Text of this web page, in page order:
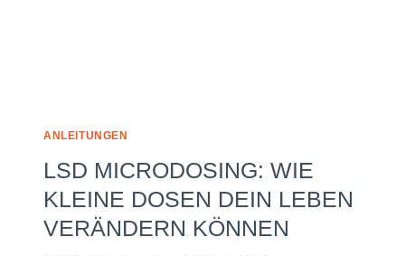
ANLEITUNGEN
LSD MICRODOSING: WIE
KLEINE DOSEN DEIN LEBEN
VERÄNDERN KÖNNEN